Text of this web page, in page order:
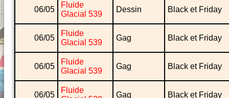
06/05
Fluide
Glacial 539
Dessin Black et Friday
06/05
Fluide
Glacial 539
Gag Black et Friday
06/05
Fluide
Glacial 539
Gag Black et Friday
06/05
Fluide
Gag Black et Friday